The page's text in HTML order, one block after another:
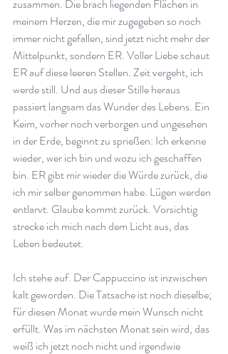
zusammen. Die brach liegenden Flächen in
meinem Herzen, die mir zugegeben so noch
immer nicht gefallen, sind jetzt nicht mehr der
Mittelpunkt, sondern ER. Voller Liebe schaut
ER auf diese leeren Stellen. Zeit vergeht, ich
werde still. Und aus dieser Stille heraus
passiert langsam das Wunder des Lebens. Ein
Keim, vorher noch verborgen und ungesehen
in der Erde, beginnt zu sprießen: Ich erkenne
wieder, wer ich bin und wozu ich geschaffen
bin. ER gibt mir wieder die Würde zurück, die
ich mir selber genommen habe. Lügen werden
entlarvt. Glaube kommt zurück. Vorsichtig
strecke ich mich nach dem Licht aus, das
Leben bedeutet.
Ich stehe auf. Der Cappuccino ist inzwischen
kalt geworden. Die Tatsache ist noch dieselbe;
für diesen Monat wurde mein Wunsch nicht
erfüllt. Was im nächsten Monat sein wird, das
weiß ich jetzt noch nicht und irgendwie